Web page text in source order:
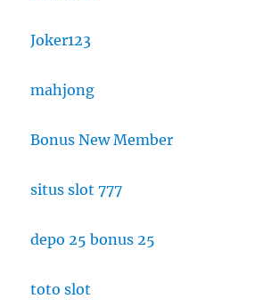
Joker123
mahjong
Bonus New Member
situs slot 777
depo 25 bonus 25
toto slot